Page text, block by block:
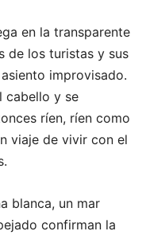
en la transparente
de los turistas y sus
improvisado.
cabello y se
ríen, ríen como
viaje de vivir con el
blanca, un mar
confirman la